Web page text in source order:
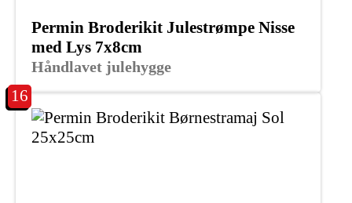
Håndlavet julehygge
Permin Broderikit Julestrømpe Nisse
med Lys 7x8cm
16